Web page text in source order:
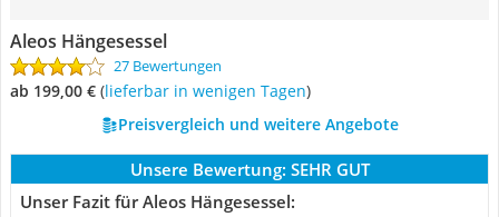
Aleos Hängesessel
27 Bewertungen
ab 199,00 € ( Lieferbar in wenigen Tagen)
Preisvergleich und weitere Angebote
Unsere Bewertung: SEHR GUT
Unser Fazit für Aleos Hängesessel: